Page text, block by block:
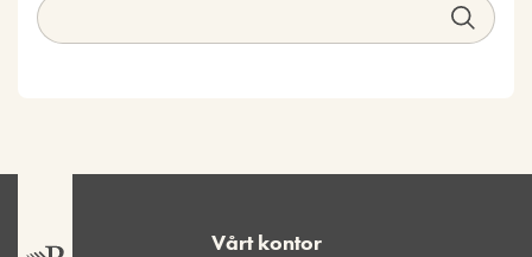
Vårt kontor